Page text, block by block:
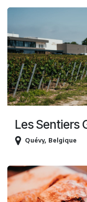
Les Sentiers
Quévy, Belgique